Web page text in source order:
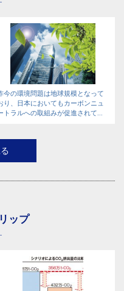
今の環境問題は地球規模となって
り、日本においてもカーボンニュ
トラルへの取組みが促進されて...
ップ